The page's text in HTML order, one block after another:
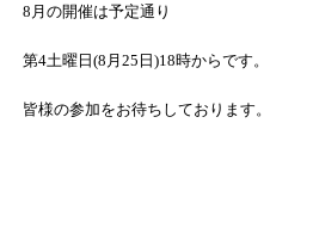
8 月の開催は予定通り
第4土曜日 (8月25日 )18時からです。
皆様の参加をお待ちしております。